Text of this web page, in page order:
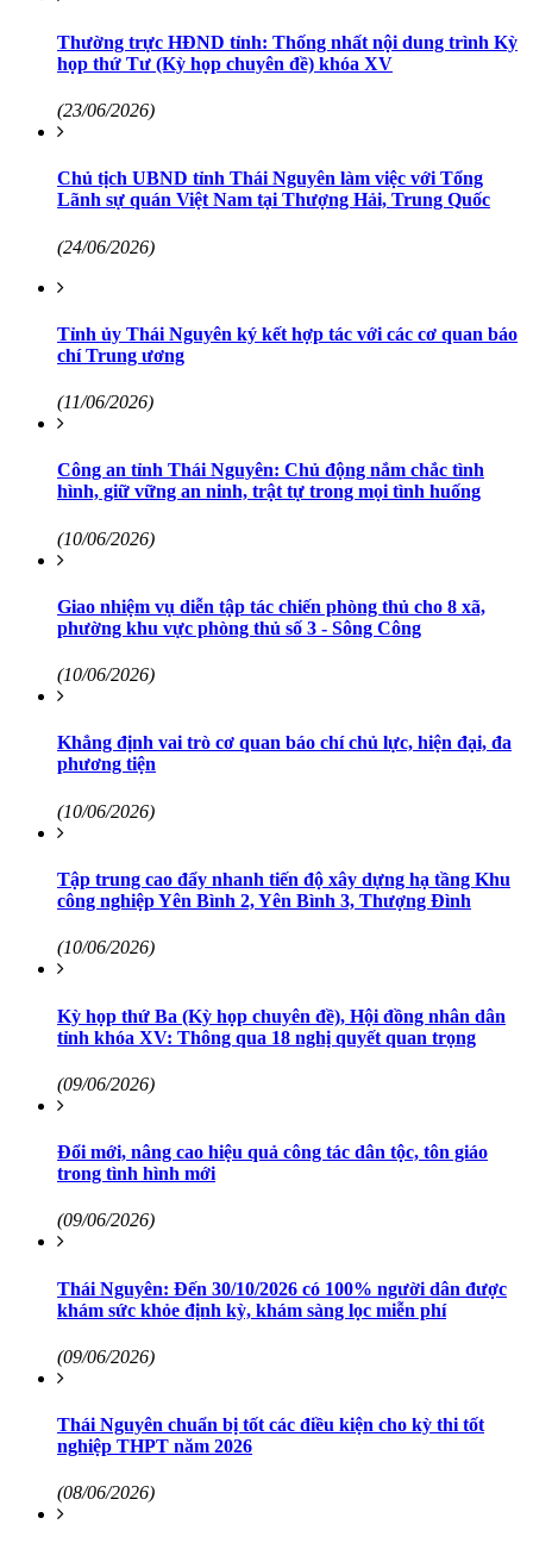
Thường trực HĐND tỉnh: Thống nhất nội dung trình Kỳ
họp thứ Tư (Kỳ họp chuyên đề) khóa XV
(23/06/2026)
Chủ tịch UBND tỉnh Thái Nguyên làm việc với Tổng
Lãnh sự quán Việt Nam tại Thượng Hải, Trung Quốc
(24/06/2026)
Tỉnh ủy Thái Nguyên ký kết hợp tác với các cơ quan báo
chí Trung ương
(11/06/2026)
Công an tỉnh Thái Nguyên: Chủ động nắm chắc tình
hình, giữ vững an ninh, trật tự trong mọi tình huống
(10/06/2026)
Giao nhiệm vụ diễn tập tác chiến phòng thủ cho 8 xã,
phường khu vực phòng thủ số 3 - Sông Công
(10/06/2026)
Khẳng định vai trò cơ quan báo chí chủ lực, hiện đại, đa
phương tiện
(10/06/2026)
Tập trung cao đẩy nhanh tiến độ xây dựng hạ tầng Khu
công nghiệp Yên Bình 2, Yên Bình 3, Thượng Đình
(10/06/2026)
Kỳ họp thứ Ba (Kỳ họp chuyên đề), Hội đồng nhân dân
tỉnh khóa XV: Thông qua 18 nghị quyết quan trọng
(09/06/2026)
Đổi mới, nâng cao hiệu quả công tác dân tộc, tôn giáo
trong tình hình mới
(09/06/2026)
Thái Nguyên: Đến 30/10/2026 có 100% người dân được
khám sức khỏe định kỳ, khám sàng lọc miễn phí
(09/06/2026)
Thái Nguyên chuẩn bị tốt các điều kiện cho kỳ thi tốt
nghiệp THPT năm 2026
(08/06/2026)